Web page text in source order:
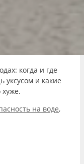
когда и где
уксусом и какие
на воде,